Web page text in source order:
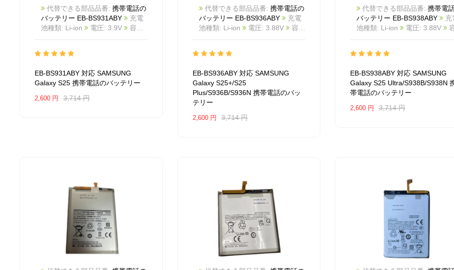
代替できる部品品番: 携帯電話の
バッテリー EB-BS931ABY
充電
池種類: Li-ion
電圧: 3.9V
互換 SAMSUNG Galaxy S25
モデル: For SAMSUNG Galaxy
S25
EB-BS931ABY 対応 SAMSUNG
Galaxy S25 携帯電話のバッテリー
2,600 円 3,714 円
代替できる部品品番: 携帯電話の
バッテリー EB-BS936ABY
充電
池種類: Li-ion
電圧: 3.88V
容
2504BA0847M_Te
Plus/S936B/S936N 互換品番:
EB-BS936ABY
For SAMSUNG Galaxy S25+/S25
Plus/S936B/S936N
EB-BS936ABY 対応 SAMSUNG
Galaxy S25+/S25
Plus/S936B/S936N 携帯電話のバッ
テリー
2,600 円 3,714 円
代替できる部品品番: 携帯電
バッテリー EB-BS938ABY
充
池種類: Li-ion
電圧: 3.88V
2504BA0846M_Te
Ultra/S938B/S938N 互換品番:
EB-BS938ABY 対応ラッ モデ
For SAMSUNG Galaxy S25
Ultra/S938B/S938N
EB-BS938ABY 対応 SAMSUNG
Galaxy S25 Ultra/S938B/S938N
帯電話のバッテリー
2,600 円 3,714 円